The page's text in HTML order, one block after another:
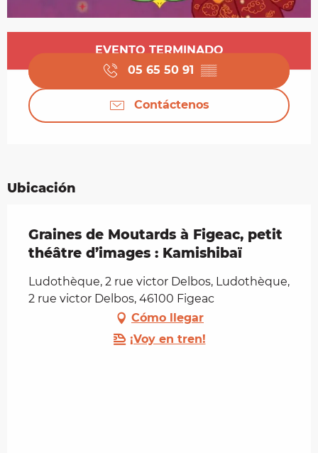
Horarios y datos de contacto
EVENTO TERMINADO
05 65 50 91 ▒▒
Contáctenos
Ubicación
Graines de Moutards à Figeac, petit
théâtre d’images : Kamishibaï
Ludothèque, 2 rue victor Delbos, Ludothèque,
2 rue victor Delbos, 46100 Figeac
Cómo llegar
¡Voy en tren!